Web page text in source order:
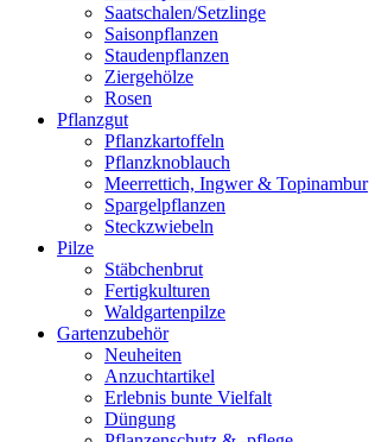
Saatschalen/Setzlinge
Saisonpflanzen
Staudenpflanzen
Ziergehölze
Rosen
Pflanzgut
Pflanzkartoffeln
Pflanzknoblauch
Meerrettich, Ingwer & Topinambur
Spargelpflanzen
Steckzwiebeln
Pilze
Stäbchenbrut
Fertigkulturen
Waldgartenpilze
Gartenzubehör
Neuheiten
Anzuchtartikel
Erlebnis bunte Vielfalt
Düngung